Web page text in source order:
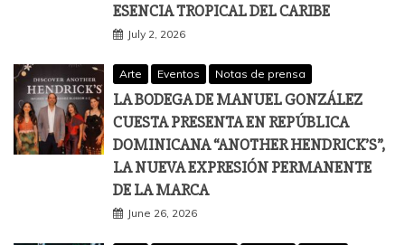
ESENCIA TROPICAL DEL CARIBE
July 2, 2026
Arte Eventos Notas de prensa
LA BODEGA DE MANUEL GONZÁLEZ
CUESTA PRESENTA EN REPÚBLICA
DOMINICANA “ANOTHER HENDRICK’S”,
LA NUEVA EXPRESIÓN PERMANENTE
DE LA MARCA
June 26, 2026